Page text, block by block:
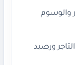
والوسوم
ورصيد